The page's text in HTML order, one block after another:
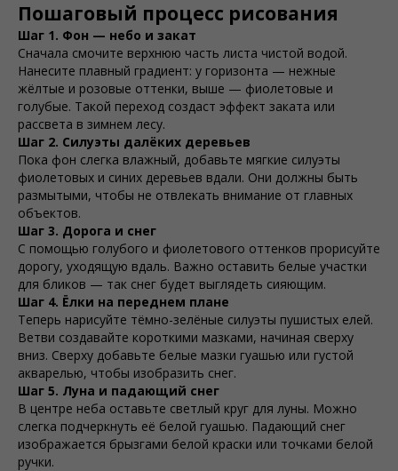
Пошаговый процесс рисования
Шаг 1. Фон — небо и закат
Сначала смочите верхнюю часть листа чистой водой.
Нанесите плавный градиент: у горизонта — нежные
жёлтые и розовые оттенки, выше — фиолетовые и
голубые. Такой переход создаст эффект заката или
рассвета в зимнем лесу.
Шаг 2. Силуэты далёких деревьев
Пока фон слегка влажный, добавьте мягкие силуэты
фиолетовых и синих деревьев вдали. Они должны быть
размытыми, чтобы не отвлекать внимание от главных
объектов.
Шаг 3. Дорога и снег
С помощью голубого и фиолетового оттенков прорисуйте
дорогу, уходящую вдаль. Важно оставить белые участки
для бликов — так снег будет выглядеть сияющим.
Шаг 4. Ёлки на переднем плане
Теперь нарисуйте тёмно-зелёные силуэты пушистых елей.
Ветви создавайте короткими мазками, начиная сверху
вниз. Сверху добавьте белые мазки гуашью или густой
акварелью, чтобы изобразить снег.
Шаг 5. Луна и падающий снег
В центре неба оставьте светлый круг для луны. Можно
слегка подчеркнуть её белой гуашью. Падающий снег
изображается брызгами белой краски или точками белой
ручки.